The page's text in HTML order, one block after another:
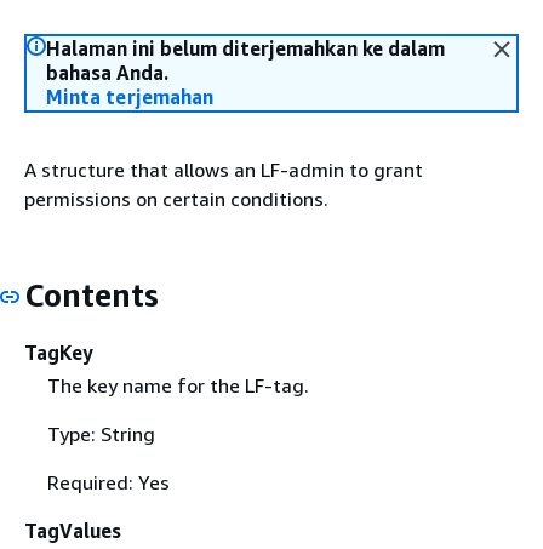
Halaman ini belum diterjemahkan ke dalam
bahasa Anda.
Minta terjemahan
A structure that allows an LF-admin to grant
permissions on certain conditions.
Contents
TagKey
The key name for the LF-tag.
Type: String
Required: Yes
TagValues